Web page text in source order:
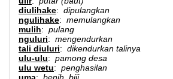
diulihake: dipulangkan
ngulihake: memulangkan
mulih: pulang
nguluri: mengendurkan
tali diuluri: dikendurkan talinya
ulu-ulu: pamong desa
ulu wetu: penghasilan